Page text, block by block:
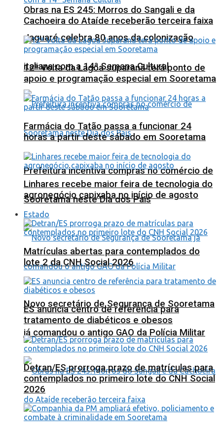
Jaguaré celebra 80 anos da colonização
italiana com a 14ª Semana Cultural
Prefeitura incentiva compras no comércio de
Sooretama neste Dia dos Pais
Novo secretário de Segurança de Sooretama
já comandou o antigo GAO da Polícia Militar
Obras na ES 245: Morros do Sangali e da
Cachoeira do Ataíde receberão terceira faixa
12ª Volta da Lagoa Juparanã terá ponto de
apoio e programação especial em Sooretama
Farmácia do Tatão passa a funcionar 24
horas a partir deste sábado em Sooretama
Linhares recebe maior feira de tecnologia do
agronegócio capixaba no início de agosto
Estado
Matrículas abertas para contemplados do
lote 2 da CNH Social 2026
ES anuncia centro de referência para
tratamento de diabéticos e obesos
Detran/ES prorroga prazo de matrículas para
contemplados no primeiro lote do CNH Social
2026